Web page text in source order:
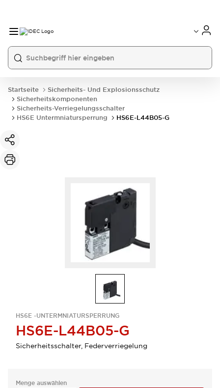
Startseite
Sicherheits- Und Explosionsschutz
Sicherheitskomponenten
Sicherheits-Verriegelungsschalter
HS6E Untermniatursperrung
HS6E-L44B05-G
HS6E -UNTERMNIATURSPERRUNG
HS6E-L44B05-G
Sicherheitsschalter, Federverriegelung
Menge auswählen